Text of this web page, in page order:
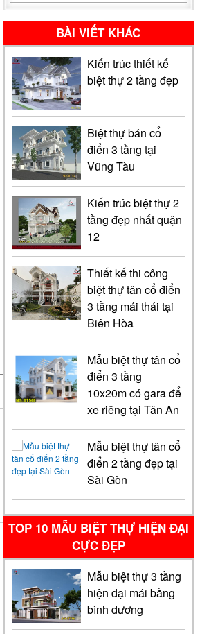
BÀI VIẾT KHÁC
Kiến trúc thiết kế
biệt thự 2 tầng đẹp
Biệt thự bán cổ
điển 3 tầng tại
Vũng Tàu
Kiến trúc biệt thự 2
tầng đẹp nhất quận
12
Thiết kế thi công
biệt thự tân cổ điển
3 tầng mái thái tại
Biên Hòa
Mẫu biệt thự tân cổ
điển 3 tầng
10x20m có gara để
xe riêng tại Tân An
Mẫu biệt thự tân cổ
điển 2 tầng đẹp tại
Sài Gòn
TOP 10 MẪU BIỆT THỰ HIỆN ĐẠI
CỰC ĐẸP
Mẫu biệt thự 3 tầng
hiện đại mái bằng
bình dương